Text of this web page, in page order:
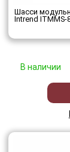
Шасси
Intrend ITMMS-
В наличии